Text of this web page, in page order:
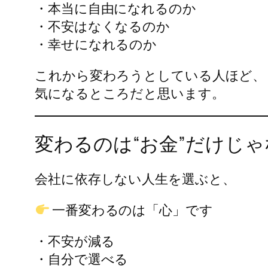
・本当に自由になれるのか
・不安はなくなるのか
・幸せになれるのか
これから変わろうとしている人ほど、
気になるところだと思います。
変わるのは“お金”だけじ
会社に依存しない人生を選ぶと、
一番変わるのは「心」です
・不安が減る
・自分で選べる